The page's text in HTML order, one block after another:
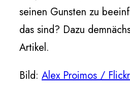
seinen Gunsten zu
das sind? Dazu
Artikel.
Bild: Alex Proimos /